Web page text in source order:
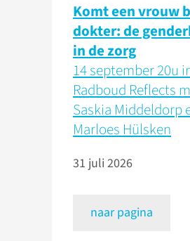
Komt een vrouw
dokter: de
in de zorg
14 september 20u
Radboud Reflects
Saskia Middeldorp
Marloes Hülsken
31 juli 2026
naar pagina